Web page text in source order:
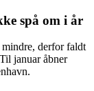
spå om i år
derfor faldt
januar åbner